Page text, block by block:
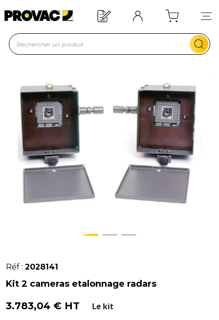
Besoin d'un équipement ?
Réf : 2028141
Kit 2 cameras etalonnage radars
3.783,04 € HT Le kit